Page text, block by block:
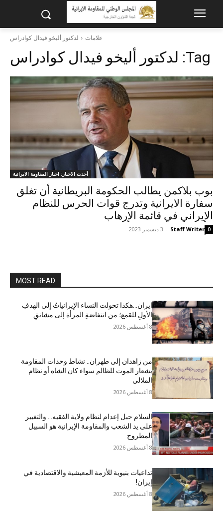
علامات لدكتور أليخو فيدال كوادراس
Tag: لدكتور أليخو فيدال كوادراس
أحدث الاخبار: اخبار المقاومة الايرانية
بوب بلاكمن یطالب الحکومة البريطانية أن تغلق
سفارة الایرانیة وتدرج قوات الحرس للنظام
الإيراني في قائمة الإرهاب
Staff Writer
- 3 ديسمبر 2023 0
MOST READ
ایران…هکذا تحولت النساء الإيرانياتُ إلى الهدفِ
الأولِ للقمع؛ من انتفاضةِ المرأة إلى مشانقِ
8 أغسطس 2026
من زاهدان إلى طهران.. نشاط وحدات المقاومة
بشعار الموت للظالم سواء كان الشاه أو نظام
الملالي
8 أغسطس 2026
السلام حبل إعدام لنظام ولاية الفقيه… والتغيير
على يد الشعب والمقاومة الإيرانية هو السبيل
المطروح
8 أغسطس 2026
تداعيات بنيوية للأزمة المعيشية والاقتصادية في
إيران!
8 أغسطس 2026